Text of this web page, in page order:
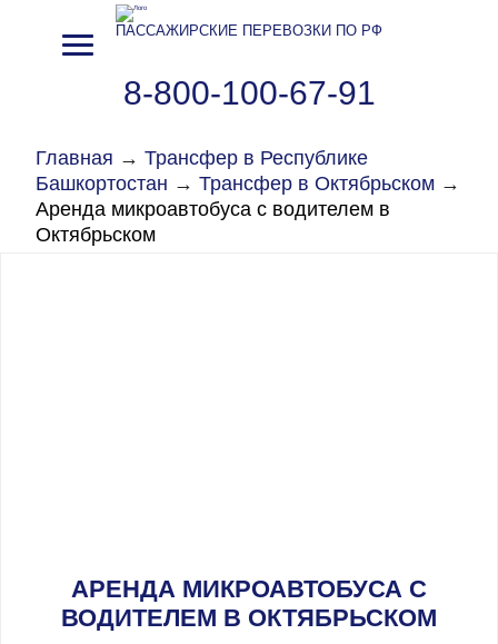
ПАССАЖИРСКИЕ ПЕРЕВОЗКИ ПО РФ
8-800-100-67-91
Главная → Трансфер в Республике
Башкортостан → Трансфер в Октябрьском →
Аренда микроавтобуса с водителем в
Октябрьском
АРЕНДА МИКРОАВТОБУСА С
ВОДИТЕЛЕМ В ОКТЯБРЬСКОМ